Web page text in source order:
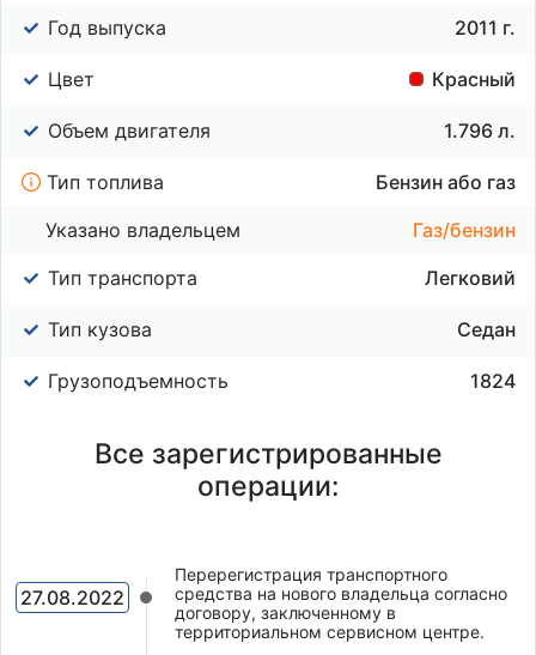
Год выпуска 2011 г.
Цвет Красный
Объем двигателя 1.796 л.
Тип топлива
Бензин або газ
Указано владельцем
Газ/бензин
Тип транспорта
Легковий
Тип кузова Седан
Грузоподъемность 1824
Все зарегистрированные
операции:
27.08.2022
Перерегистрация транспортного
средства на нового владельца согласно
договору, заключенному в
территориальном сервисном центре.